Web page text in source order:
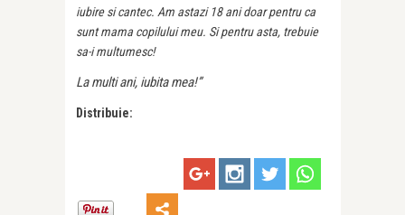
iubire si cantec. Am astazi 18 ani doar pentru ca
sunt mama copilului meu. Si pentru asta, trebuie
sa-i multumesc!
La multi ani, iubita mea!”
Distribuie: